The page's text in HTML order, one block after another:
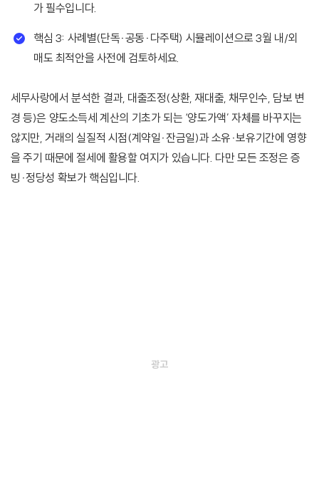
가 필수입니다.
핵심 3: 사례별(단독·공동·다주택) 시뮬레이션으로 3월 내/외
매도 최적안을 사전에 검토하세요.
세무사랑에서 분석한 결과, 대출조정(상환, 재대출, 채무인수, 담보 변
경 등)은 양도소득세 계산의 기초가 되는 ‘양도가액’ 자체를 바꾸지는
않지만, 거래의 실질적 시점(계약일·잔금일)과 소유·보유기간에 영향
을 주기 때문에 절세에 활용할 여지가 있습니다. 다만 모든 조정은 증
빙·정당성 확보가 핵심입니다.